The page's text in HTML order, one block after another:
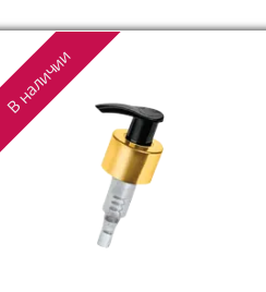
В наличии